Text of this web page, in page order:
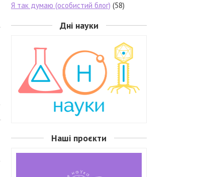
Я так думаю (особистий блог) (58)
Дні науки
Наші проєкти